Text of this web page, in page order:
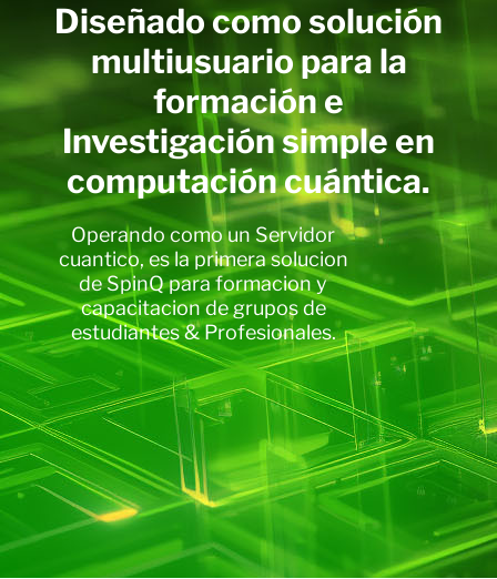
Diseñado como solución
multiusuario para la
formación e
Investigación simple en
computación cuántica.
Operando como un Servidor
cuantico, es la primera solucion
de SpinQ para formacion y
capacitacion de grupos de
estudiantes & Profesionales.